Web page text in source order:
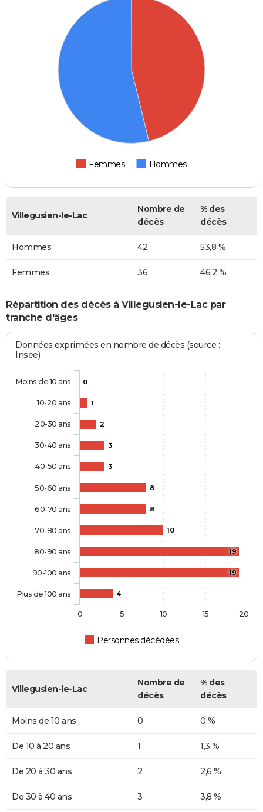
Femmes Hommes
Villegusien-le-Lac
Nombre de
décès
% des
décès
Hommes 42 53,8 %
Femmes 36 46,2 %
Répartition des décès à Villegusien-le-Lac par
tranche d'âges
Données exprimées en nombre de décès (source :
Insee)
0
1
2
3
3
8
8
10
19
19
4
Personnes décédées
Moins de 10 ans
10-20 ans
20-30 ans
30-40 ans
40-50 ans
50-60 ans
60-70 ans
70-80 ans
80-90 ans
90-100 ans
Plus de 100 ans
0 5 10 15 20
Villegusien-le-Lac
Nombre de
décès
% des
décès
Moins de 10 ans 0 0 %
De 10 à 20 ans 1 1,3 %
De 20 à 30 ans 2 2,6 %
De 30 à 40 ans 3 3,8 %